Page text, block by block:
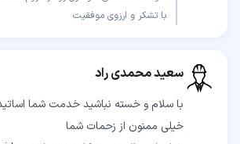
با تشکر و ارزوی موفقیت
سعید محمدی راد